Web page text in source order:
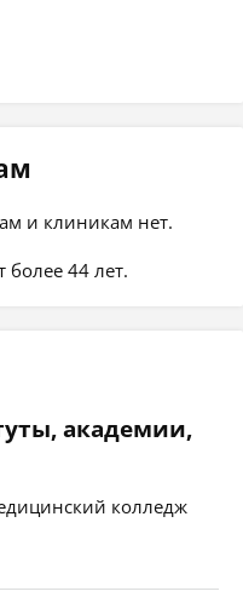
и клиникам нет.
более 44 лет.
академии,
колледж